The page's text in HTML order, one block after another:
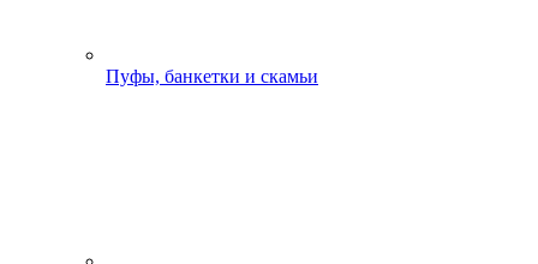
Пуфы, банкетки и скамьи